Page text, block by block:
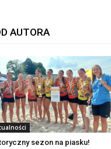
AUTORA
sezon na piasku!